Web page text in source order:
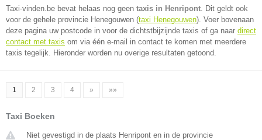
Taxi-vinden.be bevat helaas nog geen taxis in Henripont. Dit geldt ook
voor de gehele provincie Henegouwen (taxi Henegouwen). Voer bovenaan
deze pagina uw postcode in voor de dichtstbijzijnde taxis of ga naar direct
contact met taxis om via één e-mail in contact te komen met meerdere
taxis tegelijk. Hieronder worden nu overige resultaten getoond.
1 2 3 4 » »»
Taxi Boeken
Niet gevestigd in de plaats Henripont en in de provincie